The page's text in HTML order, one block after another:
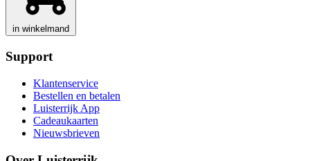
in winkelmand
Support
Klantenservice
Bestellen en betalen
Luisterrijk App
Cadeaukaarten
Nieuwsbrieven